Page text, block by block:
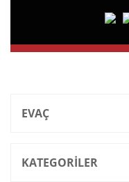
EVAÇ
KATEGORİLER